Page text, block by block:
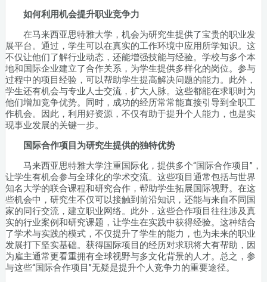
如何利用机会提升职业竞争力
在马来西亚思特雅大学，机会为研究生提供了宝贵的职业发
展平台。通过，学生可以在真实的工作环境中应用所学知识。这
不仅让他们了解行业动态，还能增强技能与经验。学校与多个本
地和国际企业建立了合作关系，为学生提供多样化的岗位。参与
过程中的项目经验，可以帮助学生提高解决问题的能力。此外，
学生还有机会与专业人士交流，扩大人脉。这些都能在求职时为
他们增加竞争优势。同时，成功的经历常常能直接引导到全职工
作机会。因此，利用好资源，不仅有助于提升个人能力，也是实
现事业发展的关键一步。
国际合作项目为研究生提供的独特优势
马来西亚思特雅大学注重国际化，提供多个“国际合作项目”，
让学生有机会参与全球化的学术交流。这些项目通常包括与世界
知名大学的联合课程和研究合作，帮助学生拓展国际视野。在这
些机会中，研究生不仅可以接触到前沿知识，还能与来自不同国
家的同行交流，建立职业网络。此外，这些合作项目往往涉及真
实的行业案例和研究课题，让学生在实践中获得经验。这种结合
了学术与实践的模式，不仅提升了学生的能力，也为未来的职业
发展打下坚实基础。获得国际项目的经历对求职将大有帮助，因
为雇主通常更看重拥有全球视野与多文化背景的人才。总之，参
与这些“国际合作项目”无疑是提升个人竞争力的重要途径。